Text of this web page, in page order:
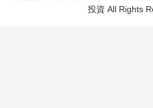
投資 All Rights